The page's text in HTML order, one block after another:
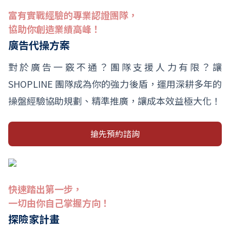
富有實戰經驗的專業認證團隊，
協助你創造業績高峰！
廣告代操方案
對於廣告一竅不通？團隊支援人力有限？讓
SHOPLINE 團隊成為你的強力後盾，運用深耕多年的
操盤經驗協助規劃、精準推廣，讓成本效益極大化！
搶先預約諮詢
快速踏出第一步，
一切由你自己掌握方向！
探險家計畫